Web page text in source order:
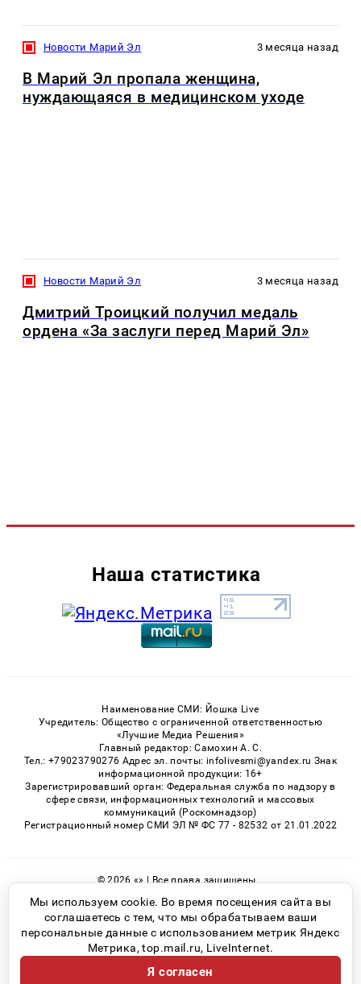
Новости Марий Эл 3 месяца назад
В Марий Эл пропала женщина,
нуждающаяся в медицинском уходе
Новости Марий Эл 3 месяца назад
Дмитрий Троицкий получил медаль
ордена «За заслуги перед Марий Эл»
Наша статистика
Наименование СМИ: Йошка Live
Учредитель: Общество с ограниченной ответственностью
«Лучшие Медиа Решения»
Главный редактор: Самохин А. С.
Тел.: +79023790276 Адрес эл. почты: infolivesmi@yandex.ru Знак
информационной продукции: 16+
Зарегистрировавший орган: Федеральная служба по надзору в
сфере связи, информационных технологий и массовых
коммуникаций (Роскомнадзор)
Регистрационный номер СМИ ЭЛ № ФС 77 - 82532 от 21.01.2022
© 2026 «» | Все права защищены
Возрастная категория сайта 16+
Политика конфиденциальности
Мы используем cookie. Во время посещения сайта вы
соглашаетесь с тем, что мы обрабатываем ваши
персональные данные с использованием метрик Яндекс
Метрика, top.mail.ru, LiveInternet.
Я согласен